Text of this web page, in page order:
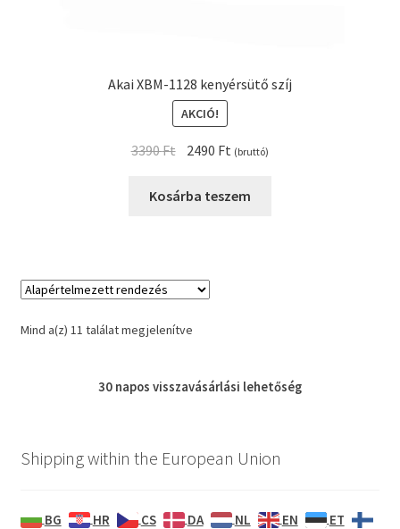
Akai XBM-1128 kenyérsütő szíj
AKCIÓ!
3390Ft Original
was:
2490 Ft Current
is:
(bruttó)
Kosárba teszem
Mind a(z) 11 találat megjelenítve
30 napos visszavásárlási lehetőség
Shipping within the European Union
BG HR CS DA NL EN
ET